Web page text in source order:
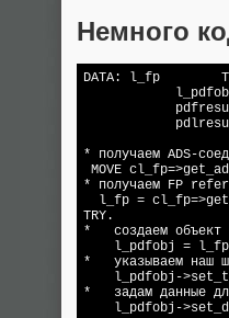
Немного
DATA: l_fp
* получаем ADS-
MOVE
* получаем FP
l_fp =
TRY.
*   создаем объект
l_pdfobj =
*   указываем наш
    l_pdfobj->
set
*   задам данные
    l_pdfobj->
set